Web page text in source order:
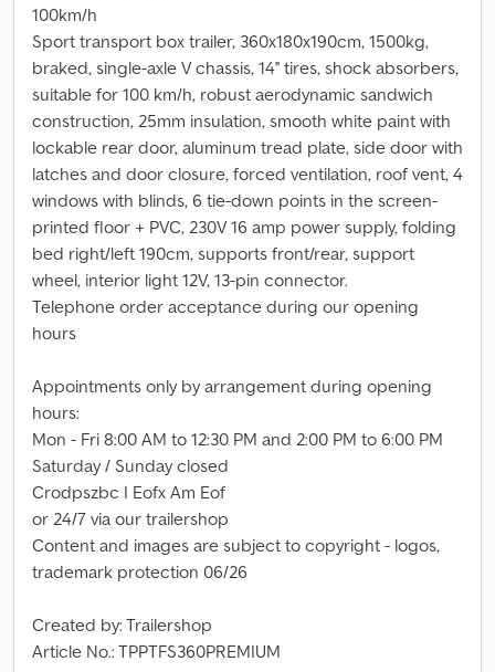
100km/h
Sport transport box trailer, 360x180x190cm, 1500kg,
braked, single-axle V chassis, 14'' tires, shock absorbers,
suitable for 100 km/h, robust aerodynamic sandwich
construction, 25mm insulation, smooth white paint with
lockable rear door, aluminum tread plate, side door with
latches and door closure, forced ventilation, roof vent, 4
windows with blinds, 6 tie-down points in the screen-
printed floor + PVC, 230V 16 amp power supply, folding
bed right/left 190cm, supports front/rear, support
wheel, interior light 12V, 13-pin connector.
Telephone order acceptance during our opening
hours
Appointments only by arrangement during opening
hours:
Mon - Fri 8:00 AM to 12:30 PM and 2:00 PM to 6:00 PM
Saturday / Sunday closed
Crodpszbc I Eofx Am Eof
or 24/7 via our trailershop
Content and images are subject to copyright - logos,
trademark protection 06/26
Created by: Trailershop
Article No.: TPPTFS360PREMIUM